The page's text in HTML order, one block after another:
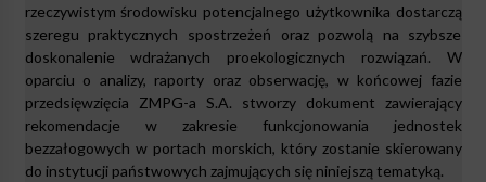
rzeczywistym środowisku potencjalnego użytkownika dostarczą
szeregu praktycznych spostrzeżeń oraz pozwolą na szybsze
doskonalenie wdrażanych proekologicznych rozwiązań. W
oparciu o analizy, raporty oraz obserwację, w końcowej fazie
przedsięwzięcia ZMPG-a S.A. stworzy dokument zawierający
rekomendacje w zakresie funkcjonowania jednostek
bezzałogowych w portach morskich, który zostanie skierowany
do instytucji państwowych zajmujących się niniejszą tematyką.